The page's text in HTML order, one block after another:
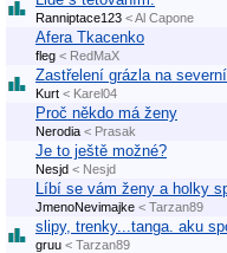
Ranniptace123 < Al Capone
Afera Tkacenko
fleg < RedMaX
Zastřelení grázla na
Kurt < Karel04
Proč někdo má ženy
Nerodia < Prasak
Je to ještě možné?
Nesjd < Nesjd
Líbí se vám ženy a holky
JmenoNevimajke < Tarzan89
slipy, trenky...tanga. aku
gruu < Tarzan89